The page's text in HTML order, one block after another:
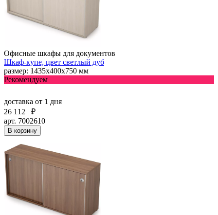
Офисные шкафы для документов
Шкаф-купе, цвет светлый дуб
размер: 1435х400х750 мм
Рекомендуем
доставка от 1 дня
26 112
₽
арт. 7002610
В корзину